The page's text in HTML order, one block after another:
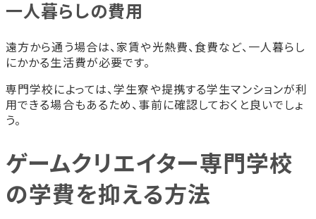
一人暮らしの費用
遠方から通う場合は、家賃や光熱費、食費など、一人暮らし
にかかる生活費が必要です。
専門学校によっては、学生寮や提携する学生マンションが利
用できる場合もあるため、事前に確認しておくと良いでしょ
う。
ゲームクリエイター専門学校
の学費を抑える方法